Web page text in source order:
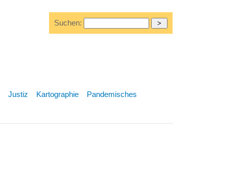
Suchen:
Justiz Kartographie
Pandemisches